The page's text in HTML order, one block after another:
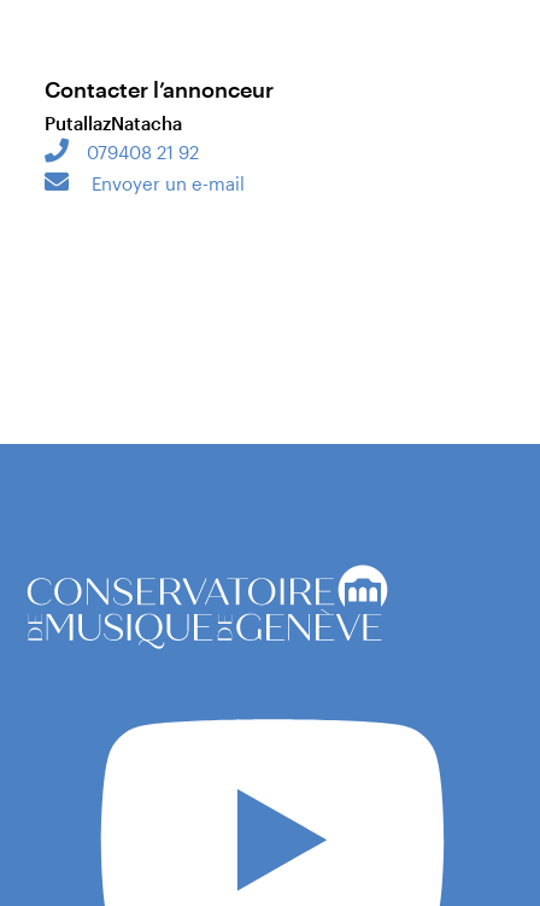
Contacter l’annonceur
PutallazNatacha
079408 21 92
Envoyer un e-mail